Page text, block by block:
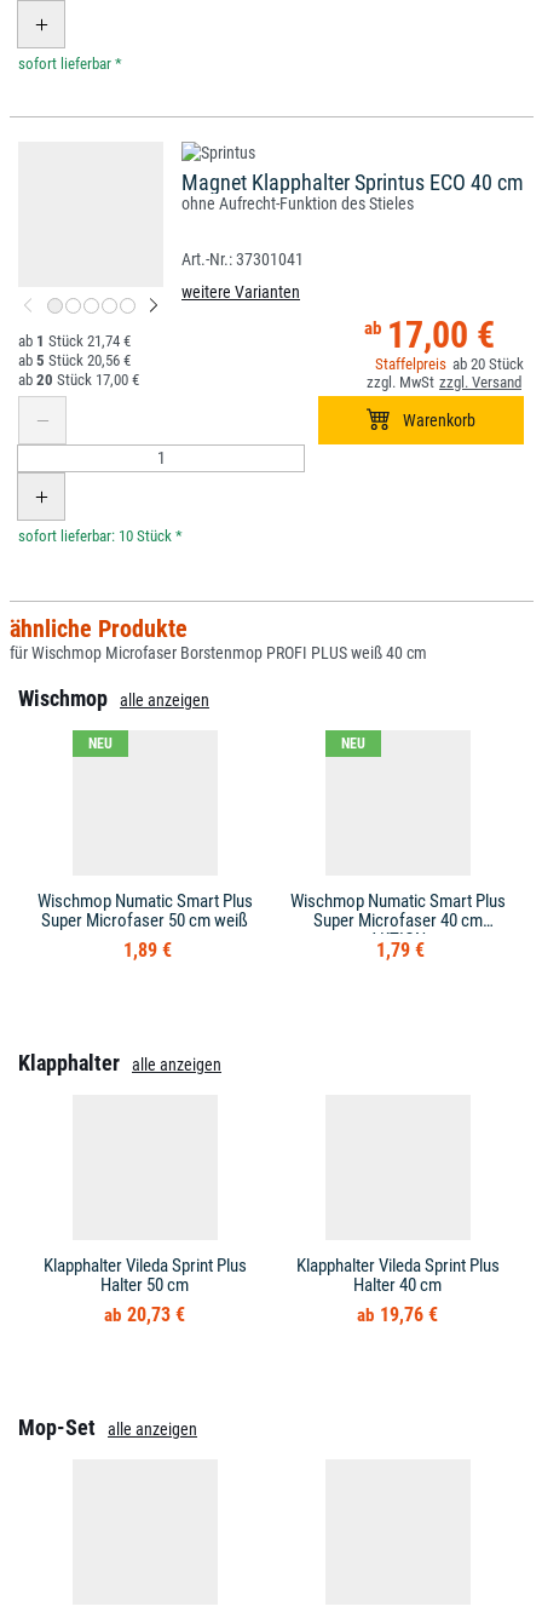
*
Magnet Klapphalter Sprintus ECO 40 cm
ohne Aufrecht-Funktion des Stieles
37301041
weitere Varianten
17,00 €
20
1
21,74 €
5
20,56 €
20
17,00 €
*
ähnliche Produkte
für Wischmop Microfaser Borstenmop PROFI PLUS weiß 40 cm
Wischmop alle anzeigen
NEU
Wischmop Numatic Smart Plus
Super Microfaser 50 cm weiß
1,89 €
NEU
Wischmop Numatic Smart Plus
Super Microfaser 40 cm
AKTION
1,79 €
Klapphalter alle anzeigen
Klapphalter Vileda Sprint Plus
Halter 50 cm
20,73 €
Klapphalter Vileda Sprint Plus
Halter 40 cm
19,76 €
Mop-Set alle anzeigen